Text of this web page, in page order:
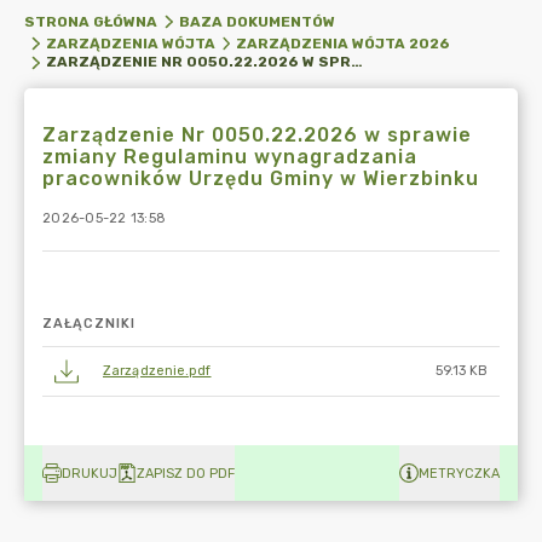
STRONA GŁÓWNA
BAZA DOKUMENTÓW
ZARZĄDZENIA WÓJTA
ZARZĄDZENIA WÓJTA 2026
ZARZĄDZENIE NR 0050.22.2026 W SPRAWIE ZMIANY REGULAMINU WYNAGRADZANIA PRACOWNIKÓW URZĘDU GMINY W WIERZBINKU
Zarządzenie Nr 0050.22.2026 w sprawie
zmiany Regulaminu wynagradzania
pracowników Urzędu Gminy w Wierzbinku
2026-05-22 13:58
ZAŁĄCZNIKI
Zarządzenie.pdf 59.13 KB
DRUKUJ ZAPISZ DO PDF METRYCZKA